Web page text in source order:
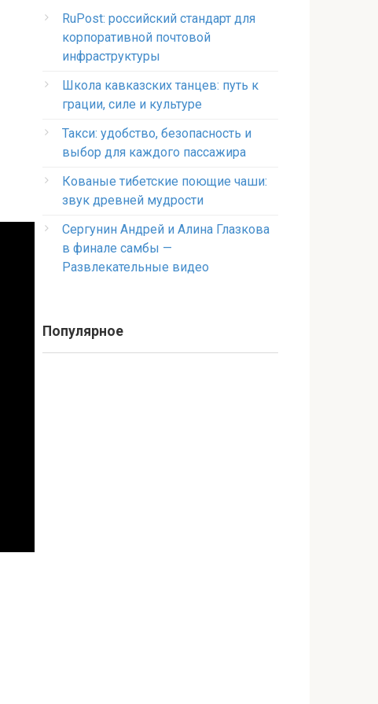
RuPost: российский стандарт для
корпоративной почтовой
инфраструктуры
Школа кавказских танцев: путь к
грации, силе и культуре
Такси: удобство, безопасность и
выбор для каждого пассажира
Кованые тибетские поющие чаши:
звук древней мудрости
Сергунин Андрей и Алина Глазкова
в финале самбы —
Развлекательные видео
Популярное